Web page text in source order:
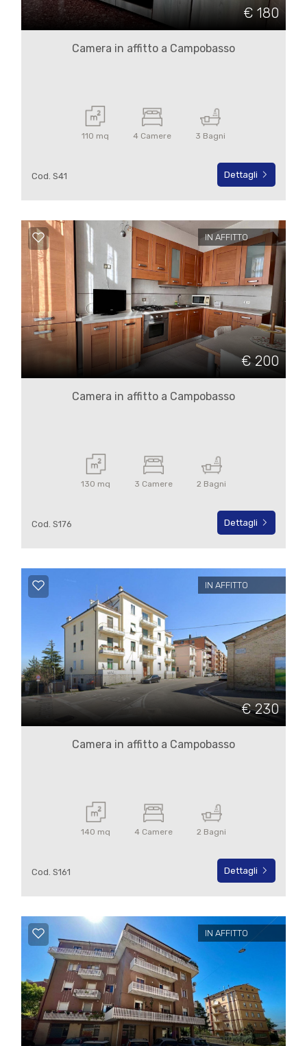
€ 180
Camera in affitto a Campobasso
110 mq 4 Camere 3 Bagni
Cod. S41 Dettagli
IN AFFITTO
€ 200
Camera in affitto a Campobasso
130 mq 3 Camere 2 Bagni
Cod. S176 Dettagli
IN AFFITTO
€ 230
Camera in affitto a Campobasso
140 mq 4 Camere 2 Bagni
Cod. S161 Dettagli
IN AFFITTO
IL
NOSTRO
CONTATTI
Campobasso
multiscelta
Qualsiasi
Residenziali
Commerciali
mq
Locali
minimi
4
5+